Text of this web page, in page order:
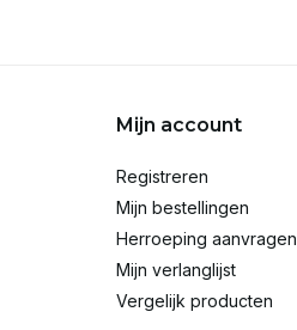
Mijn account
Registreren
Mijn bestellingen
Herroeping aanvragen
Mijn verlanglijst
Vergelijk producten